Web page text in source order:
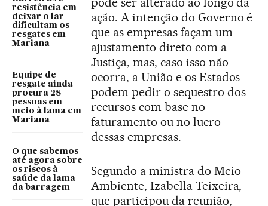
resistência em
deixar o lar
dificultam os
resgates em
Mariana
Equipe de
resgate ainda
procura 28
pessoas em
meio à lama em
Mariana
O que sabemos
até agora sobre
os riscos à
saúde da lama
da barragem
ação. A intenção do Governo é
que as empresas façam um
ajustamento direto com a
Justiça, mas, caso isso não
ocorra, a União e os Estados
podem pedir o sequestro dos
recursos com base no
faturamento ou no lucro
dessas empresas.
Segundo a ministra do Meio
Ambiente, Izabella Teixeira,
que participou da reunião,